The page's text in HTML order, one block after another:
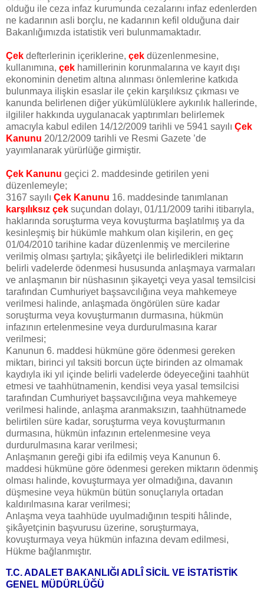
olduğu ile ceza infaz kurumunda cezalarını infaz edenlerden
ne kadarının asli borçlu, ne kadarının kefil olduğuna dair
Bakanlığımızda istatistik veri bulunmamaktadır.
Çek defterlerinin içeriklerine, çek düzenlenmesine,
kullanımına, çek hamillerinin korunmalarına ve kayıt dışı
ekonominin denetim altına alınması önlemlerine katkıda
bulunmaya ilişkin esaslar ile çekin karşılıksız çıkması ve
kanunda belirlenen diğer yükümlülüklere aykırılık hallerinde,
ilgililer hakkında uygulanacak yaptırımları belirlemek
amacıyla kabul edilen 14/12/2009 tarihli ve 5941 sayılı Çek
Kanunu 20/12/2009 tarihli ve Resmi Gazete ’de
yayımlanarak yürürlüğe girmiştir.
Çek Kanunu geçici 2. maddesinde getirilen yeni
düzenlemeyle;
3167 sayılı Çek Kanunu 16. maddesinde tanımlanan
karşılıksız çek suçundan dolayı, 01/11/2009 tarihi itibarıyla,
haklarında soruşturma veya kovuşturma başlatılmış ya da
kesinleşmiş bir hükümle mahkum olan kişilerin, en geç
01/04/2010 tarihine kadar düzenlenmiş ve mercilerine
verilmiş olması şartıyla; şikâyetçi ile belirledikleri miktarın
belirli vadelerde ödenmesi hususunda anlaşmaya varmaları
ve anlaşmanın bir nüshasının şikayetçi veya yasal temsilcisi
tarafından Cumhuriyet başsavcılığına veya mahkemeye
verilmesi halinde, anlaşmada öngörülen süre kadar
soruşturma veya kovuşturmanın durmasına, hükmün
infazının ertelenmesine veya durdurulmasına karar
verilmesi;
Kanunun 6. maddesi hükmüne göre ödenmesi gereken
miktarı, birinci yıl taksiti borcun üçte birinden az olmamak
kaydıyla iki yıl içinde belirli vadelerde ödeyeceğini taahhüt
etmesi ve taahhütnamenin, kendisi veya yasal temsilcisi
tarafından Cumhuriyet başsavcılığına veya mahkemeye
verilmesi halinde, anlaşma aranmaksızın, taahhütnamede
belirtilen süre kadar, soruşturma veya kovuşturmanın
durmasına, hükmün infazının ertelenmesine veya
durdurulmasına karar verilmesi;
Anlaşmanın gereği gibi ifa edilmiş veya Kanunun 6.
maddesi hükmüne göre ödenmesi gereken miktarın ödenmiş
olması halinde, kovuşturmaya yer olmadığına, davanın
düşmesine veya hükmün bütün sonuçlarıyla ortadan
kaldırılmasına karar verilmesi;
Anlaşma veya taahhüde uyulmadığının tespiti hâlinde,
şikâyetçinin başvurusu üzerine, soruşturmaya,
kovuşturmaya veya hükmün infazına devam edilmesi,
Hükme bağlanmıştır.
T.C. ADALET BAKANLIĞI ADLÎ SİCİL VE İSTATİSTİK
GENEL MÜDÜRLÜĞÜ